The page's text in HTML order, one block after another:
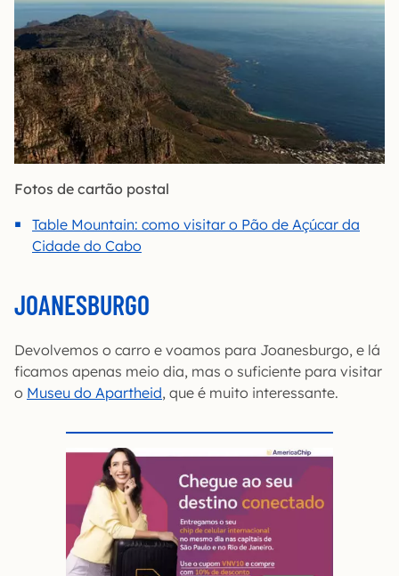
Fotos de cartão postal
Table Mountain: como visitar o Pão de Açúcar da
Cidade do Cabo
JOANESBURGO
Devolvemos o carro e voamos para Joanesburgo, e lá
ficamos apenas meio dia, mas o suficiente para visitar
o Museu do Apartheid, que é muito interessante.